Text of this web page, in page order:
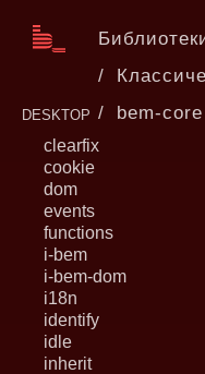
bem-core
DESKTOP
clearfix
cookie
dom
events
functions
i-bem
i-bem-dom
i18n
identify
idle
inherit